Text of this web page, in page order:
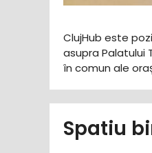
ClujHub este
asupra Palatului
în comun ale
Spatiu